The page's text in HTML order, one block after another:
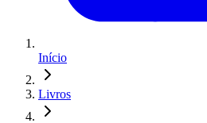
Início
Livros